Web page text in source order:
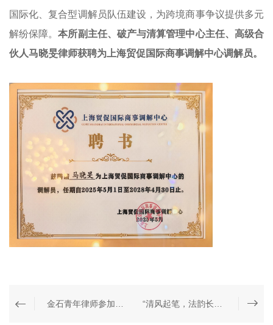
国际化、复合型调解员队伍建设，为跨境商事争议提供多元
解纷保障。本所副主任、破产与清算管理中心主任、高级合
伙人马晓旻律师获聘为上海贸促国际商事调解中心调解员。